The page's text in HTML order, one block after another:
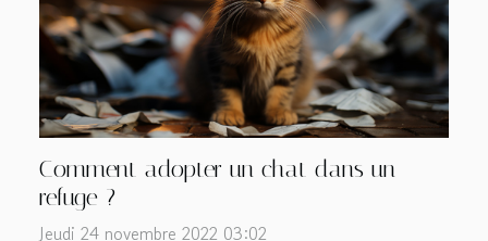
Comment adopter un chat dans un
refuge ?
Jeudi 24 novembre 2022 03:02